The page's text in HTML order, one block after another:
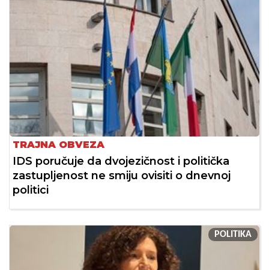
TRAJNA OBVEZA
IDS poručuje da dvojezičnost i politička
zastupljenost ne smiju ovisiti o dnevnoj
politici
POLITIKA